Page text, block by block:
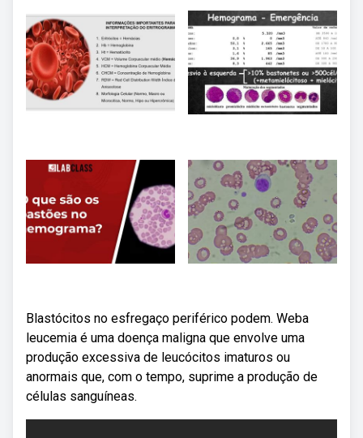
Blastócitos no esfregaço periférico podem. Weba
leucemia é uma doença maligna que envolve uma
produção excessiva de leucócitos imaturos ou
anormais que, com o tempo, suprime a produção de
células sanguíneas.